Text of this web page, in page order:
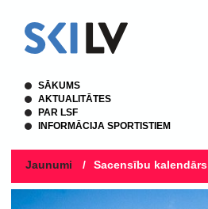
SĀKUMS
AKTUALITĀTES
PAR LSF
INFORMĀCIJA SPORTISTIEM
Jaunumi / Sacensību kalendārs